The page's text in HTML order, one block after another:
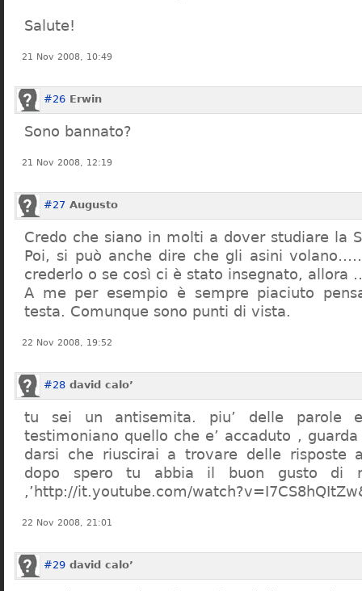
Salute!
21 Nov 2008, 10:49
#26 Erwin
Sono bannato?
21 Nov 2008, 12:19
#27 Augusto
Credo che siano in molti a dover studiare la
Poi, si può anche dire che gli asini
crederlo o se così ci è stato insegnato,
A me per esempio è sempre piaciuto
testa. Comunque sono punti di vista.
22 Nov 2008, 19:52
#28 david calo’
tu sei un antisemita. piu’ delle parole
testimoniano quello che e’ accaduto , guarda
darsi che riuscirai a trovare delle risposte
dopo spero tu abbia il buon gusto di
,’http://it.youtube.com/
22 Nov 2008, 21:01
#29 david calo’